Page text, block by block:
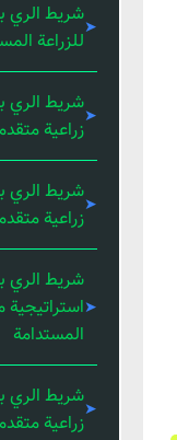
شريط الري
للزراعة
شريط الري
زراعية
شريط الري
زراعية
شريط الري
استراتيجية
المستدامة
شريط الري
زراعية